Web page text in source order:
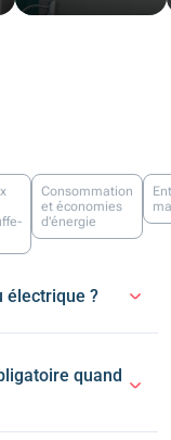
Consommation
et économies
d'énergie
électrique ?
quand